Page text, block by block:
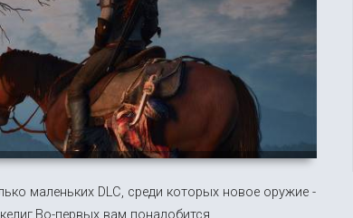
маленьких DLC, среди которых новое оружие -
первых вам понадобится